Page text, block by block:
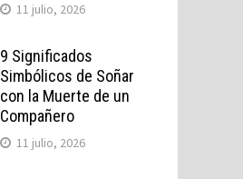
11 julio, 2026
9 Significados
Simbólicos de Soñar
con la Muerte de un
Compañero
11 julio, 2026